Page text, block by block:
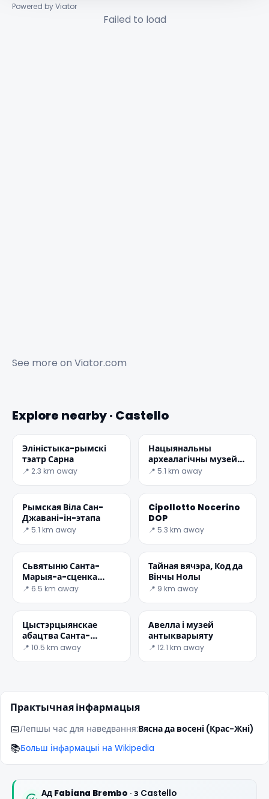
Powered by Viator
Failed to load
See more on Viator.com
Explore nearby · Castello
Эліністыка-рымскі
тэатр Сарна
📍 2.3 km away
Нацыянальны
археалагічны музей
даліны Сарно
📍 5.1 km away
Рымская Віла Сан-
Джавані-ін-этапа
📍 5.1 km away
Cipollotto Nocerino
DOP
📍 5.3 km away
Сьвятыню Санта-
Марыя-а-сценка
(Каралева перамог)
📍 6.5 km away
Тайная вячэра, Код да
Вінчы Нолы
📍 9 km away
Цыстэрцыянскае
абацтва Санта-
Марыя-ды-
📍 10.5 km away
Авелла і музей
антыкварыяту
📍 12.1 km away
Практычная інфармацыя
📅Лепшы час для наведвання:Вясна да восені (Крас-Жні)
📚Больш інфармацыі на Wikipedia
Ад Fabiana Brembo · з Castello